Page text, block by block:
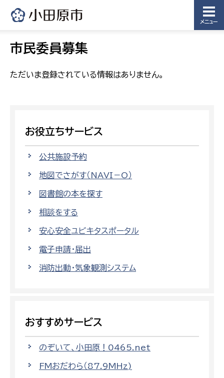
メニュー
市民委員募集
ただいま登録されている情報はありません。
お役立ちサービス
公共施設予約
地図でさがす（NAVI－O）
図書館の本を探す
相談をする
安心安全ユビキタスポータル
電子申請・届出
消防出動・気象観測システム
おすすめサービス
のぞいて、小田原！0465.net
FMおだわら（87.9MHz)